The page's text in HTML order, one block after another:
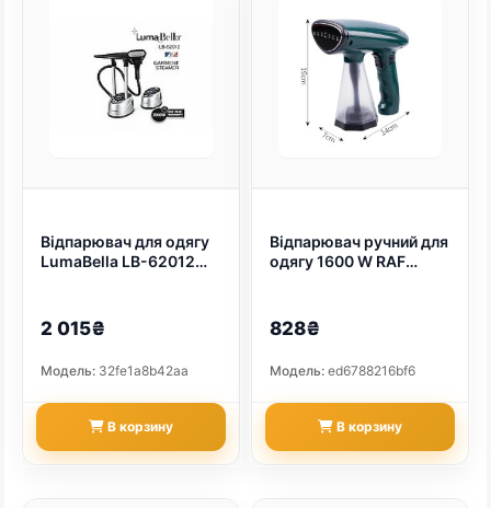
Відпарювач для одягу
LumaBella LB-62012
2 015₴
Модель: 32fe1a8b42aa
В корзину
Відпарювач ручний для
одягу 1600 W RAF
828₴
Модель: ed6788216bf6
В корзину